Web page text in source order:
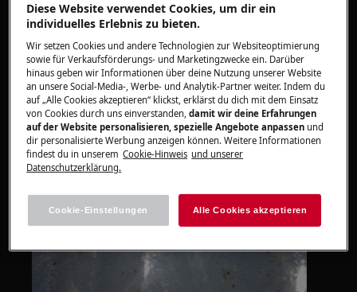
Weiße Backofenisolierung wird durch das
die Einhängegitter entfernt werden.
Loch in der Seitenwand für Einschubgitter
Bild: weiße Isolierung Backofen
Diese Website verwendet Cookies, um dir ein
individuelles Erlebnis zu bieten.
Wir setzen Cookies und andere Technologien zur Websiteoptimierung
sowie für Verkaufsförderungs- und Marketingzwecke ein. Darüber
hinaus geben wir Informationen über deine Nutzung unserer Website
an unsere Social-Media-, Werbe- und Analytik-Partner weiter. Indem du
auf „Alle Cookies akzeptieren“ klickst, erklärst du dich mit dem Einsatz
von Cookies durch uns einverstanden,damit wir deine Erfahrungen
auf der Website personalisieren, spezielle Angebote anpassen und
dir personalisierte Werbung anzeigen können. Weitere Informationen
findest du in unserem Cookie-Hinweis und unserer
Datenschutzerklärung.
Cookie-Einstellungen Alle Cookies akzeptieren